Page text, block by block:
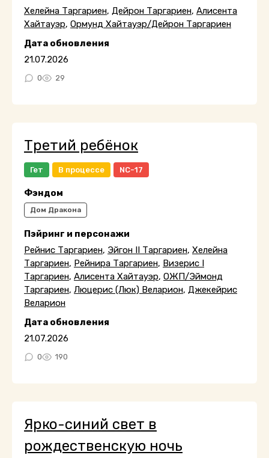
Хелейна Таргариен, Дейрон Таргариен, Алисента
Хайтауэр, Ормунд Хайтауэр/Дейрон Таргариен
Дата обновления
21.07.2026
0 29
Третий ребёнок
Гет В процессе NC-17
Фэндом
Дом Дракона
Пэйринг и персонажи
Рейнис Таргариен, Эйгон II Таргариен, Хелейна
Таргариен, Рейнира Таргариен, Визерис I
Таргариен, Алисента Хайтауэр, ОЖП/Эймонд
Таргариен, Люцерис (Люк) Веларион, Джекейрис
Веларион
Дата обновления
21.07.2026
0 190
Ярко-синий свет в
рождественскую ночь